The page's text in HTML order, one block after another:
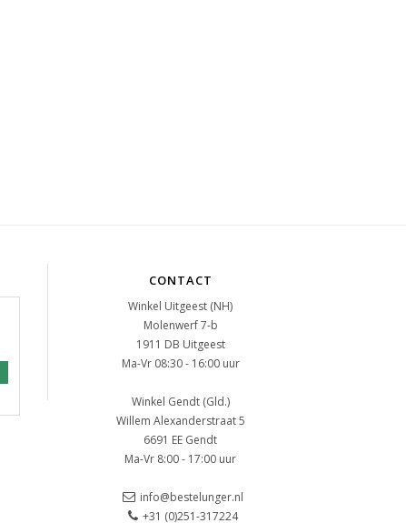
CONTACT
Winkel Uitgeest (NH)
Molenwerf 7-b
1911 DB Uitgeest
Ma-Vr 08:30 - 16:00 uur
Winkel Gendt (Gld.)
Willem Alexanderstraat 5
6691 EE Gendt
Ma-Vr 8:00 - 17:00 uur
info@bestelunger.nl
+31 (0)251-317224